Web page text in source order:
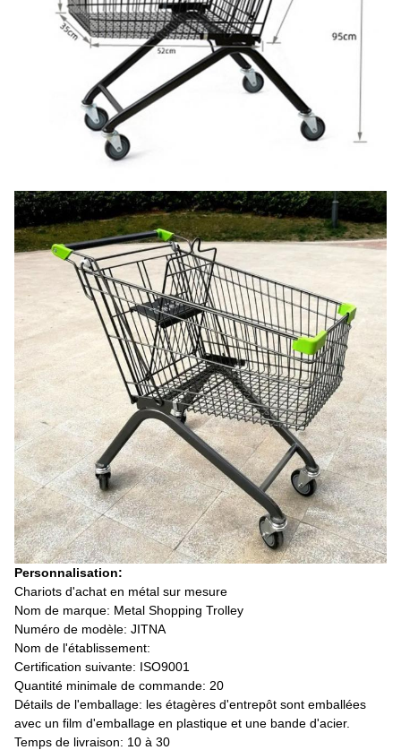
Personnalisation:
Chariots d'achat en métal sur mesure
Nom de marque: Metal Shopping Trolley
Numéro de modèle: JITNA
Nom de l'établissement:
Certification suivante: ISO9001
Quantité minimale de commande: 20
Détails de l'emballage: les étagères d'entrepôt sont emballées
avec un film d'emballage en plastique et une bande d'acier.
Temps de livraison: 10 à 30